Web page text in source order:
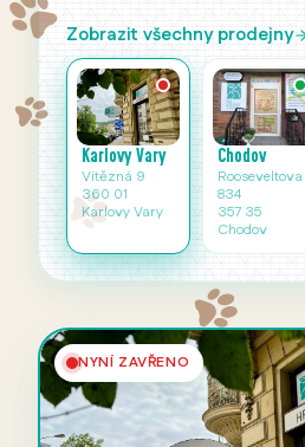
Zobrazit všechny prodejny
Karlovy Vary
Vítězná 9
360 01
Karlovy Vary
Chodov
Rooseveltova
834
357 35
Chodov
NYNÍ ZAVŘENO